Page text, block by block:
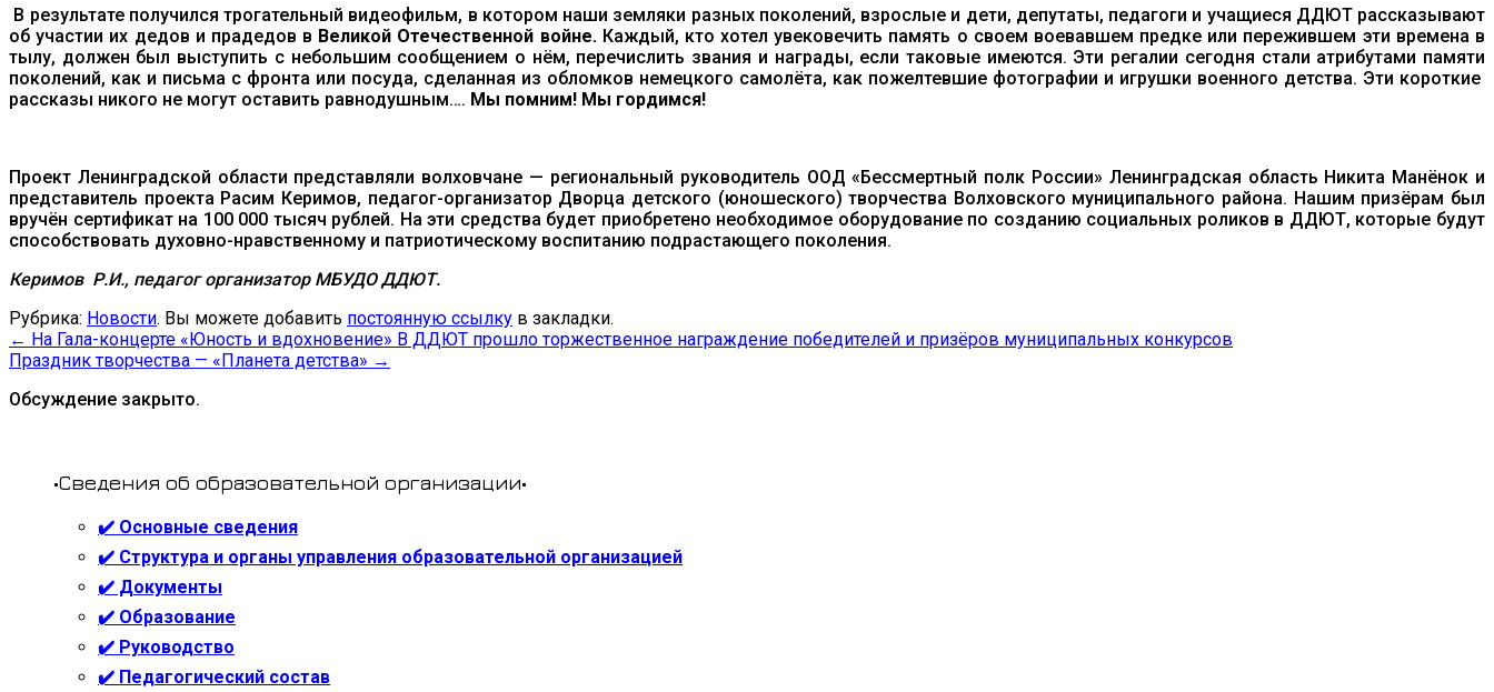
—
наша
Победа»
В результате получился трогательный видеофильм, в котором наши земляки разных поколений, взрослые и дети, депутаты, педагоги и учащиеся ДДЮТ рассказывают
об участии их дедов и прадедов в Великой Отечественной войне.Каждый, кто хотел увековечить память о своем воевавшем предке или пережившем эти времена в
тылу, должен был выступить с небольшим сообщением о нём, перечислить звания и награды, если таковые имеются. Эти регалии сегодня стали атрибутами памяти
поколений, как и письма с фронта или посуда, сделанная из обломков немецкого самолёта, как пожелтевшие фотографии и игрушки военного детства. Эти короткие
рассказы никого не могут оставить равнодушным…. Мы помним! Мы гордимся!
Проект Ленинградской области представляли волховчане — региональный руководитель ООД «Бессмертный полк России» Ленинградская область Никита Манёнок и
представитель проекта Расим Керимов, педагог-организатор Дворца детского (юношеского) творчества Волховского муниципального района. Нашим призёрам был
вручён сертификат на 100 000 тысяч рублей. На эти средства будет приобретено необходимое оборудование по созданию социальных роликов в ДДЮТ, которые будут
способствовать духовно-нравственному и патриотическому воспитанию подрастающего поколения.
Керимов Р.И., педагог организатор МБУДО ДДЮТ.
Рубрика: Новости. Вы можете добавить постоянную ссылку в закладки.
← На Гала-концерте «Юность и вдохновение» В ДДЮТ прошло торжественное награждение победителей и призёров муниципальных конкурсов
Праздник творчества — «Планета детства» →
Обсуждение закрыто.
•Сведения об образовательной организации•
✔️ Основные сведения
✔️ Структура и органы управления образовательной организацией
✔️ Документы
✔️ Образование
✔️ Руководство
✔️ Педагогический состав